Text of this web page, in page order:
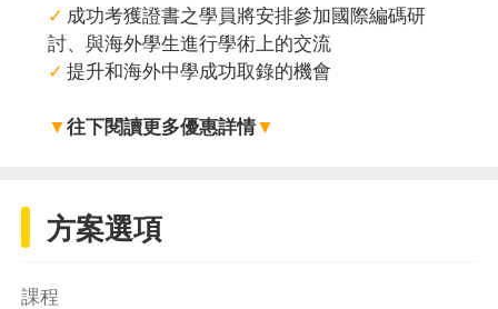
✓ 成功考獲證書之學員將安排參加國際編碼研
討、與海外學生進行學術上的交流
✓ 提升和海外中學成功取錄的機會
▼往下閱讀更多優惠詳情▼
方案選項
課程